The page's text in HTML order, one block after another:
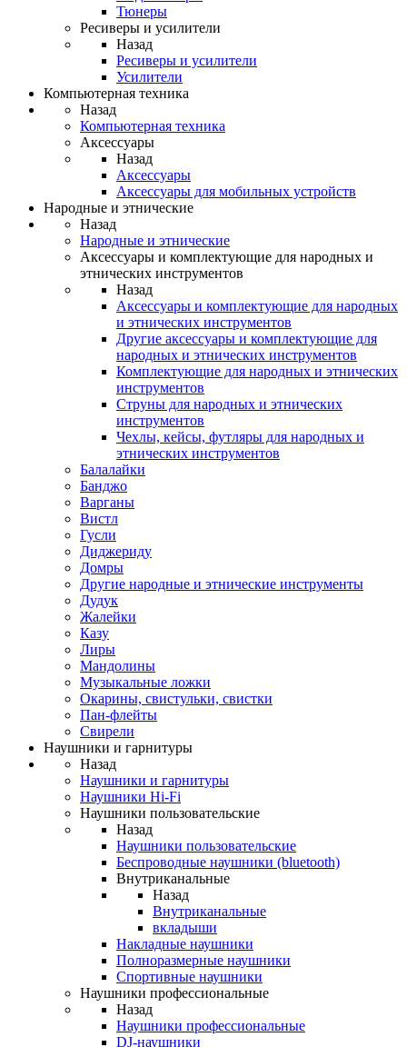
Тюнеры
Ресиверы и усилители
Назад
Ресиверы и усилители
Усилители
Компьютерная техника
Назад
Компьютерная техника
Аксессуары
Назад
Аксессуары
Аксессуары для мобильных устройств
Народные и этнические
Назад
Народные и этнические
Аксессуары и комплектующие для народных и
этнических инструментов
Назад
Аксессуары и комплектующие для народных
и этнических инструментов
Другие аксессуары и комплектующие для
народных и этнических инструментов
Комплектующие для народных и этнических
инструментов
Струны для народных и этнических
инструментов
Чехлы, кейсы, футляры для народных и
этнических инструментов
Балалайки
Банджо
Варганы
Вистл
Гусли
Диджериду
Домры
Другие народные и этнические инструменты
Дудук
Жалейки
Казу
Лиры
Мандолины
Музыкальные ложки
Окарины, свистульки, свистки
Пан-флейты
Свирели
Наушники и гарнитуры
Назад
Наушники и гарнитуры
Наушники Hi-Fi
Наушники пользовательские
Назад
Наушники пользовательские
Беспроводные наушники (bluetooth)
Внутриканальные
Назад
Внутриканальные
вкладыши
Накладные наушники
Полноразмерные наушники
Спортивные наушники
Наушники профессиональные
Назад
Наушники профессиональные
DJ-наушники